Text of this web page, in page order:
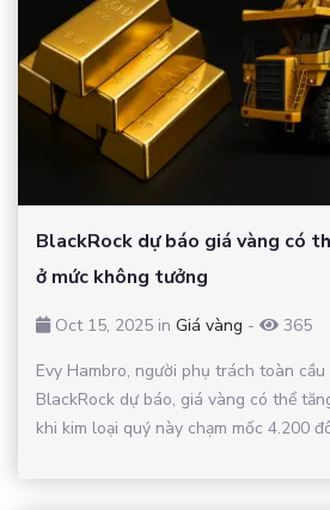
BlackRock dự báo giá vàng có
ở mức không tưởng
Oct 15, 2025 in Giá vàng -
365
Evy Hambro, người phụ trách toàn
BlackRock dự báo, giá vàng có thể
khi kim loại quý này chạm mốc 4.200